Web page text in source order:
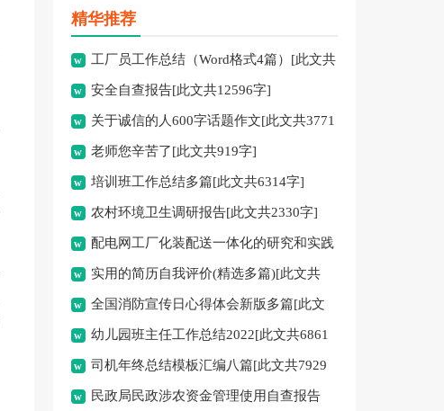
精华推荐
工厂员工作总结（Word格式4篇）[此文共
4901字]
安全自查报告[此文共12596字]
关于诚信的人600字话题作文[此文共3771
字] 老师您辛苦了[此文共919字]
培训班工作总结多篇[此文共6314字]
农村环境卫生调研报告[此文共2330字]
配电网工厂化装配送一体化的研究和实践
[此文共1961字]
实用的简历自我评价(精选多篇)[此文共
1541字]
全国消防宣传日心得体会新版多篇[此文
共5863字]
幼儿园班主任工作总结2022[此文共6861
字] 司机年终总结模板汇编八篇[此文共7929
字] 民政局民政涉农资金管理使用自查报告